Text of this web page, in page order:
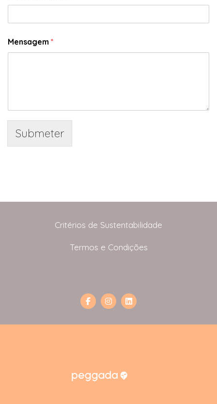
Mensagem *
Submeter
Critérios de Sustentabilidade
Termos e Condições